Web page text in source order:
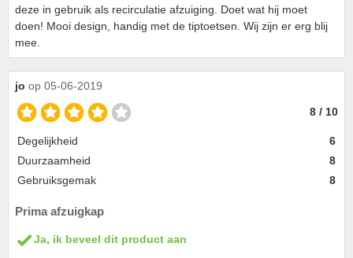
deze in gebruik als recirculatie afzuiging. Doet wat hij moet
doen! Mooi design, handig met de tiptoetsen. Wij zijn er erg blij
mee.
jo op 05-06-2019
8 / 10
Degelijkheid
6
Duurzaamheid
8
Gebruiksgemak
8
Prima afzuigkap
Ja, ik beveel dit product aan